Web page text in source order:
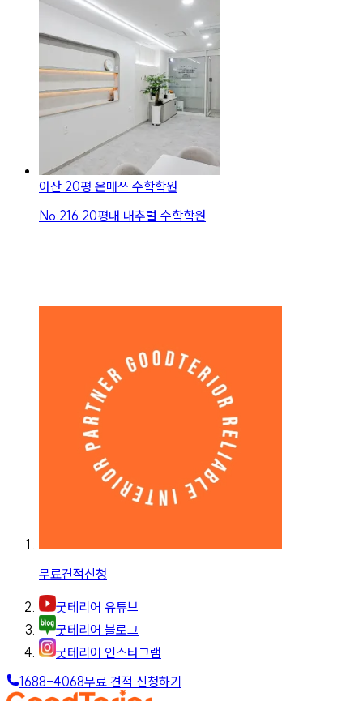
아산 20평 온매쓰 수학학원
No. 216 20평대 내추럴 수학학원
무료견적신청
굿테리어 유튜브
굿테리어 블로그
굿테리어 인스타그램
1688-4068무료 견적 신청하기